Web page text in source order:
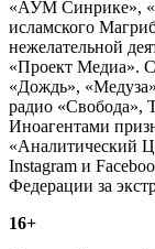
«АУМ Синрике»,
исламского
нежелательной
«Проект Медиа».
«Дождь»,
радио «Свобода»,
Иноагентами
«Аналитический
Instagram и
Федерации за
16+